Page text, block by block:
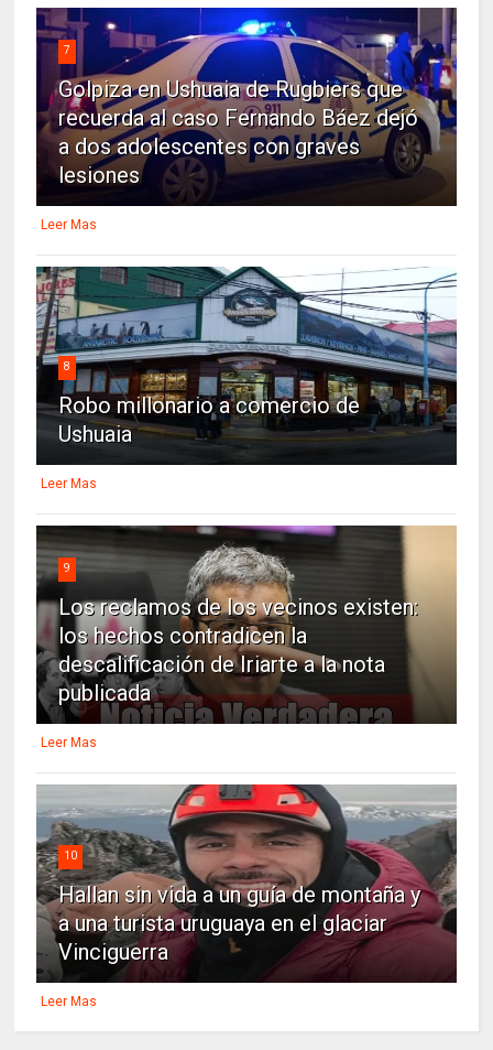
7
Golpiza en Ushuaia de Rugbiers que
recuerda al caso Fernando Báez dejó
a dos adolescentes con graves
lesiones
Leer Mas
8
Robo millonario a comercio de
Ushuaia
Leer Mas
9
Los reclamos de los vecinos existen:
los hechos contradicen la
descalificación de Iriarte a la nota
publicada
Leer Mas
10
Hallan sin vida a un guía de montaña y
a una turista uruguaya en el glaciar
Vinciguerra
Leer Mas